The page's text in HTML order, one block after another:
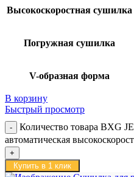
Высокоскоростная сушилка
Погружная сушилка
V-образная форма
В корзину
Быстрый просмотр
Количество товара BXG
автоматическая
Купить в 1 клик